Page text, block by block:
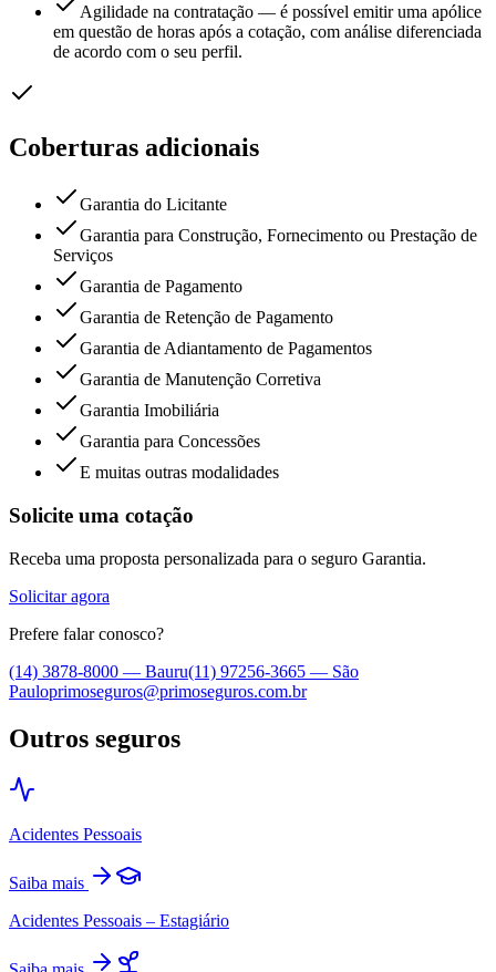
Agilidade na contratação — é possível emitir uma apólice
em questão de horas após a cotação, com análise diferenciada
de acordo com o seu perfil.
Coberturas adicionais
Garantia do Licitante
Garantia para Construção, Fornecimento ou Prestação de
Serviços
Garantia de Pagamento
Garantia de Retenção de Pagamento
Garantia de Adiantamento de Pagamentos
Garantia de Manutenção Corretiva
Garantia Imobiliária
Garantia para Concessões
E muitas outras modalidades
Solicite uma cotação
Receba uma proposta personalizada para o seguro Garantia.
Solicitar agora
Prefere falar conosco?
(14) 3878-8000 — Bauru(11) 97256-3665 — São
Pauloprimoseguros@primoseguros.com.br
Outros seguros
Acidentes Pessoais
Saiba mais
Acidentes Pessoais – Estagiário